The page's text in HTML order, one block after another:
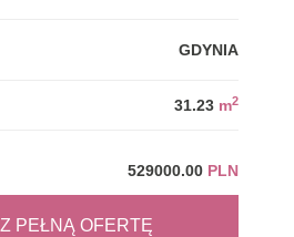
GDYNIA
31.23 m2
529000.00 PLN
PEŁNĄ OFERTĘ